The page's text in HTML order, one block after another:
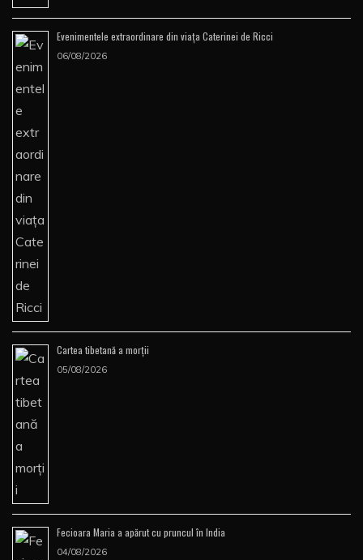
Evenimentele extraordinare din viața Caterinei de Ricci
06/08/2026
Cartea tibetană a morţii
05/08/2026
Fecioara Maria a apărut cu pruncul în India
04/08/2026